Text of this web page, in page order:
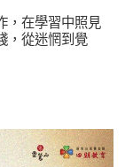
，在學習中照見
，從迷惘到覺
最新消息